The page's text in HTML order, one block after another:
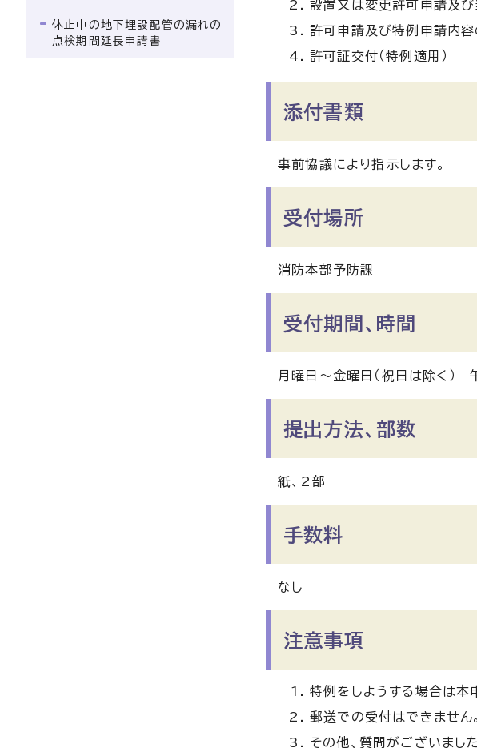
設置又は変更許可申請及
許可申請及び特例申請内
許可証交付（特例適用）
添付書類
事前協議により指示します。
受付場所
消防本部予防課
受付期間、時間
月曜日～金曜日（祝日は除く
提出方法、部数
紙、2部
手数料
なし
注意事項
特例をしようする場合は本
郵送での受付はできません。
その他、質問がございまし
休止中の地下埋設配管の漏れの
点検期間延長申請書